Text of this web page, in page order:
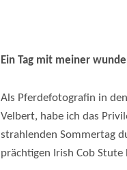
Ein Tag mit meiner
Als Pferdefotografin in
Velbert, habe ich das
strahlenden Sommertag
prächtigen Irish Cob